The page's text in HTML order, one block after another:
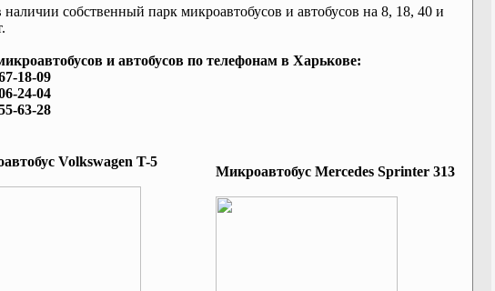
наличии собственный парк микроавтобусов и автобусов на 8, 18, 40 и
и автобусов по телефонам в Харькове:
18-09
24-04
63-28
Volkswagen T-5
Микроавтобус Mеrcedes Sprinter 313